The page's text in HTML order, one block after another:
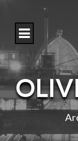
o
c
n
e